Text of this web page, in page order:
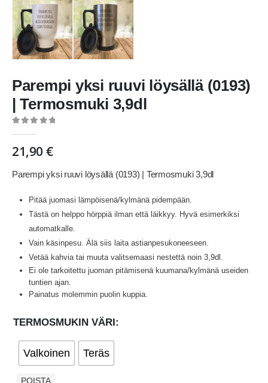
Parempi yksi ruuvi löysällä (0193)
| Termosmuki 3,9dl
21,90 €
Parempi yksi ruuvi löysällä (0193) | Termosmuki 3,9dl
Pitää juomasi lämpöisenä/kylmänä pidempään.
Tästä on helppo hörppiä ilman että läikkyy. Hyvä esimerkiksi
automatkalle.
Vain käsinpesu. Älä siis laita astianpesukoneeseen.
Vetää kahvia tai muuta valitsemaasi nestettä noin 3,9dl.
Ei ole tarkoitettu juoman pitämisenä kuumana/kylmänä useiden
tuntien ajan.
Painatus molemmin puolin kuppia.
TERMOSMUKIN VÄRI
Valkoinen Teräs
POISTA